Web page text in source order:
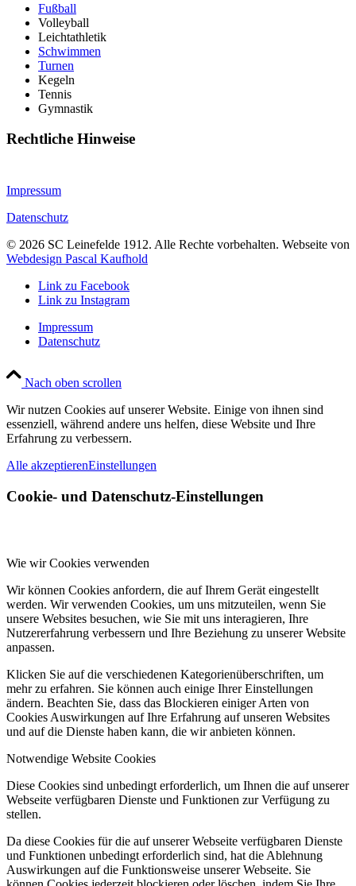
Fußball
Volleyball
Leichtathletik
Schwimmen
Turnen
Kegeln
Tennis
Gymnastik
Rechtliche Hinweise
Impressum
Datenschutz
© 2026 SC Leinefelde 1912. Alle Rechte vorbehalten. Webseite von
Webdesign Pascal Kaufhold
Link zu Facebook
Link zu Instagram
Impressum
Datenschutz
Nach oben scrollen
Wir nutzen Cookies auf unserer Website. Einige von ihnen sind
essenziell, während andere uns helfen, diese Website und Ihre
Erfahrung zu verbessern.
Alle akzeptierenEinstellungen
Cookie- und Datenschutz-Einstellungen
Wie wir Cookies verwenden
Wir können Cookies anfordern, die auf Ihrem Gerät eingestellt
werden. Wir verwenden Cookies, um uns mitzuteilen, wenn Sie
unsere Websites besuchen, wie Sie mit uns interagieren, Ihre
Nutzererfahrung verbessern und Ihre Beziehung zu unserer Website
anpassen.
Klicken Sie auf die verschiedenen Kategorienüberschriften, um
mehr zu erfahren. Sie können auch einige Ihrer Einstellungen
ändern. Beachten Sie, dass das Blockieren einiger Arten von
Cookies Auswirkungen auf Ihre Erfahrung auf unseren Websites
und auf die Dienste haben kann, die wir anbieten können.
Notwendige Website Cookies
Diese Cookies sind unbedingt erforderlich, um Ihnen die auf unserer
Webseite verfügbaren Dienste und Funktionen zur Verfügung zu
stellen.
Da diese Cookies für die auf unserer Webseite verfügbaren Dienste
und Funktionen unbedingt erforderlich sind, hat die Ablehnung
Auswirkungen auf die Funktionsweise unserer Webseite. Sie